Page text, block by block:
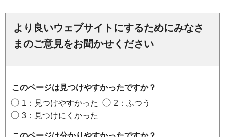
より良いウェブサイトにするためにみなさ
まのご意見をお聞かせください
このページは見つけやすかったですか？
1：見つけやすかった
2：ふつう
3：見つけにくかった